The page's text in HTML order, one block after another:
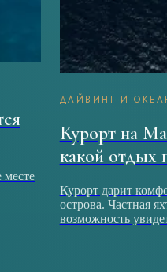
ДАЙВИНГ И
Курорт на
какой отдых
Курорт дарит
острова. Частная
возможность